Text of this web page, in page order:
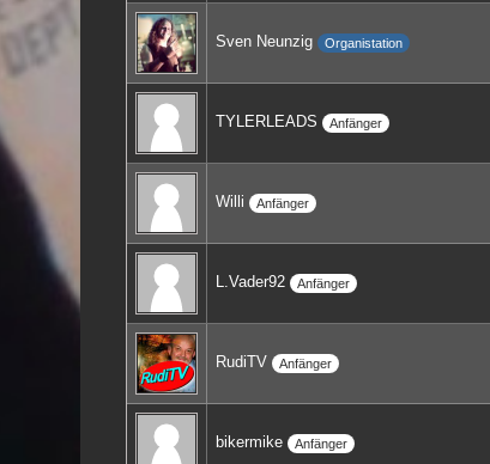
Sven Neunzig Organistation
TYLERLEADS Anfänger
Willi Anfänger
L.Vader92 Anfänger
RudiTV Anfänger
bikermike Anfänger